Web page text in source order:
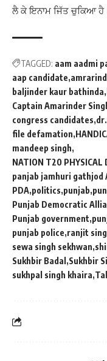
ਲੈ ਕੇ ਇਨਾਮ ਜਿੱਤ ਚੁਕਿਆ
TAGGED: aam aadmi
aap candidate
baljinder kaur bathinda
Captain Amarinder
congress candidates
file defamation
mandeep singh
NATION T20 PHYSICAL
panjab jamhuri gathjod
PDA politics punjab
Punjab Democratic
Punjab government
punjab police ranjit
sewa singh sekhwan
Sukhbir Badal Sukhbir
sukhpal singh khaira